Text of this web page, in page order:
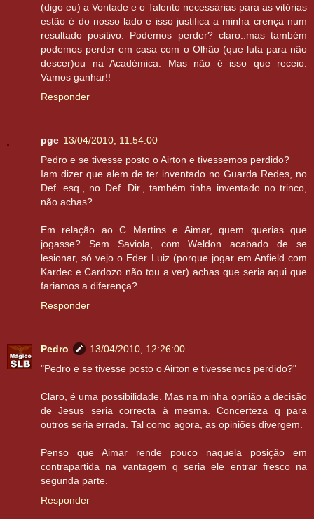
(digo eu) a Vontade e o Talento necessárias para as vitórias
estão é do nosso lado e isso justifica a minha crença num
resultado positivo. Podemos perder? claro..mas também
podemos perder em casa com o Olhão (que luta para não
descer)ou na Académica. Mas não é isso que receio.
Vamos ganhar!!
Responder
pge 13/04/2010, 11:54:00
Pedro e se tivesse posto o Airton e tivessemos perdido?
Iam dizer que alem de ter inventado no Guarda Redes, no
Def. esq., no Def. Dir., também tinha inventado no trinco,
não achas?
Em relação ao C Martins e Aimar, quem querias que
jogasse? Sem Saviola, com Weldon acabado de se
lesionar, só vejo o Eder Luiz (porque jogar em Anfield com
Kardec e Cardozo não tou a ver) achas que seria aqui que
fariamos a diferença?
Responder
Pedro
13/04/2010, 12:26:00
"Pedro e se tivesse posto o Airton e tivessemos perdido?"
Claro, é uma possibilidade. Mas na minha opnião a decisão
de Jesus seria correcta à mesma. Concerteza q para
outros seria errada. Tal como agora, as opiniões divergem.
Penso que Aimar rende pouco naquela posição em
contrapartida na vantagem q seria ele entrar fresco na
segunda parte.
Responder